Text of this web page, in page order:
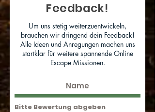
Feedback!
Um uns stetig weiterzuentwickeln,
brauchen wir dringend dein Feedback!
Alle Ideen und Anregungen machen uns
startklar für weitere spannende Online
Escape Missionen.
Bitte Bewertung abgeben